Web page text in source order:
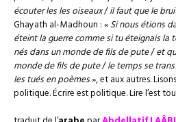
écouter les les oiseaux/il faut que le
Ghayath al-Madhoun : «Si nous étions
éteint la guerre comme si tu éteignais la
nés dans un monde de fils de pute/et
monde de fils de pute/le temps se
les tués en poèmes», et aux autres.
politique. Écrire est politique. Lire l’est